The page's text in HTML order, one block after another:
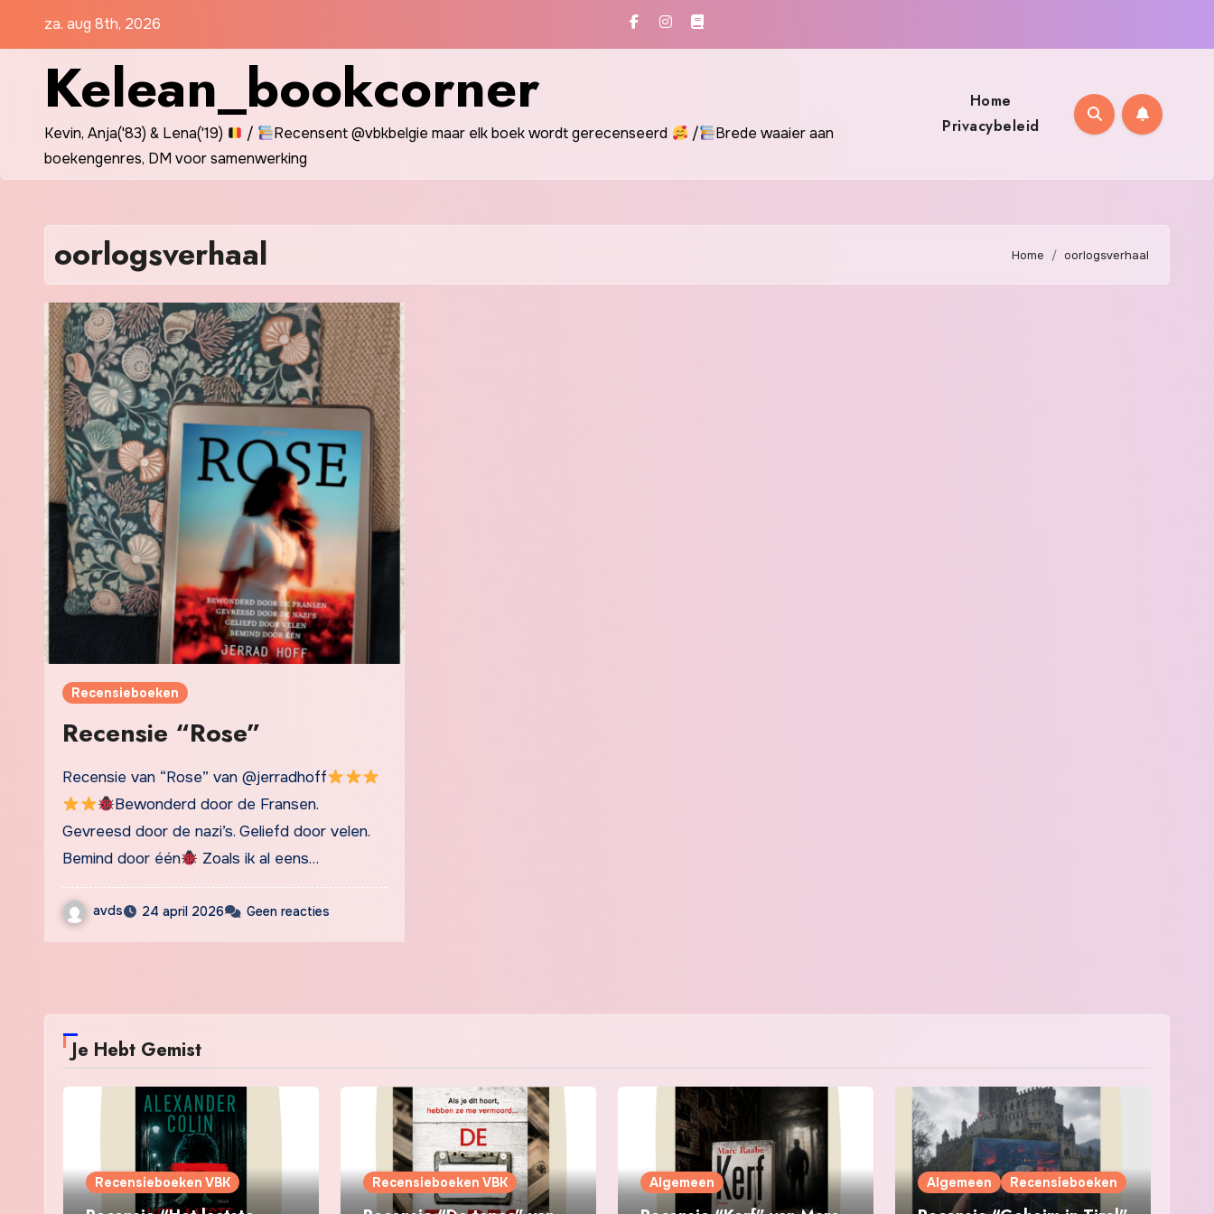
za. aug 8th, 2026
Kelean_bookcorner
Kevin, Anja('83) & Lena('19) / Recensent @vbkbelgie maar elk boek wordt gerecenseerd /
Brede waaier aan
boekengenres, DM voor samenwerking
Home
Privacybeleid
oorlogsverhaal Home oorlogsverhaal
Recensieboeken
Recensie “Rose”
Recensie van “Rose” van @jerradhoff
Bewonderd door de Fransen.
Gevreesd door de nazi’s. Geliefd door velen.
Bemind door één
Zoals ik al eens…
avds 24 april 2026 Geen reacties
Je Hebt Gemist
Recensieboeken VBK Recensieboeken VBK Algemeen Algemeen Recensieboeken